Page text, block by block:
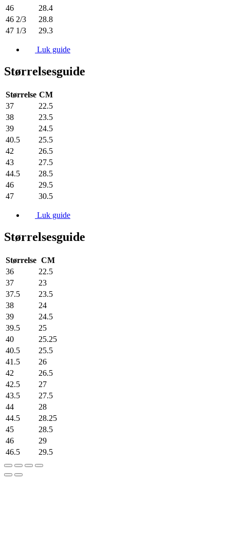
46
28.4
46 2/3
28.8
47 1/3
29.3
Luk guide
Størrelsesguide
Størrelse CM
37
22.5
38
23.5
39
24.5
40.5
25.5
42
26.5
43
27.5
44.5
28.5
46
29.5
47
30.5
Luk guide
Størrelsesguide
Størrelse CM
36
22.5
37
23
37.5
23.5
38
24
39
24.5
39.5
25
40
25.25
40.5
25.5
41.5
26
42
26.5
42.5
27
43.5
27.5
44
28
44.5
28.25
45
28.5
46
29
46.5
29.5